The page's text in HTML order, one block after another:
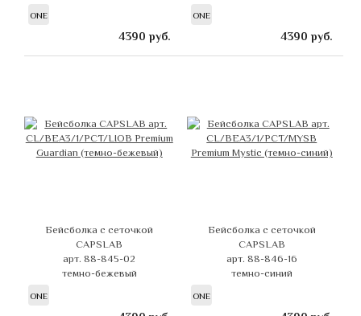
ONE
4390 руб.
ONE
4390 руб.
Бейсболка с сеточкой
CAPSLAB
арт. 88-845-02
темно-бежевый
ONE
Бейсболка с сеточкой
CAPSLAB
арт. 88-846-16
темно-синий
ONE